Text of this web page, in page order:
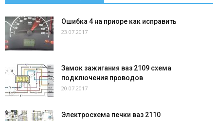
Ошибка 4 на приоре как исправить
23.07.2017
Замок зажигания ваз 2109 схема
подключения проводов
20.07.2017
Электросхема печки ваз 2110